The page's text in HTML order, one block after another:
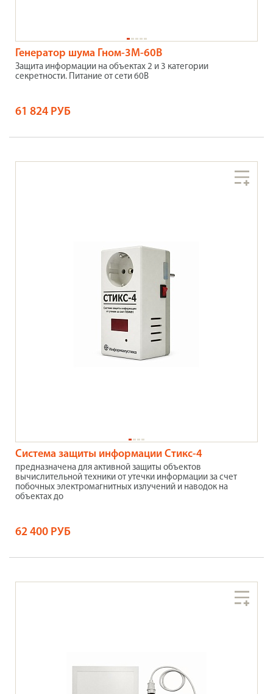
Генератор шума Гном-3М-60В
Защита информации на объектах 2 и 3 категории
секретности. Питание от сети 60В
61 824 РУБ
Система защиты информации Стикс-4
предназначена для активной защиты объектов
вычислительной техники от утечки информации за счет
побочных электромагнитных излучений и наводок на
объектах до
62 400 РУБ